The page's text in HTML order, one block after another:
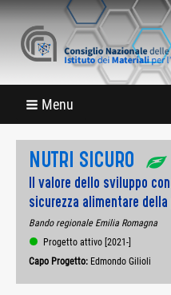
Menu
NUTRI SICURO
Il valore dello sviluppo
sicurezza alimentare della
Bando regionale Emilia Romagna
Progetto attivo [2021-]
Capo Progetto: Edmondo Gilioli